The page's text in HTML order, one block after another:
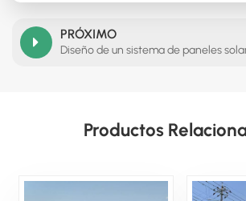
PRÓXIMO
Diseño de un sistema de paneles
Productos